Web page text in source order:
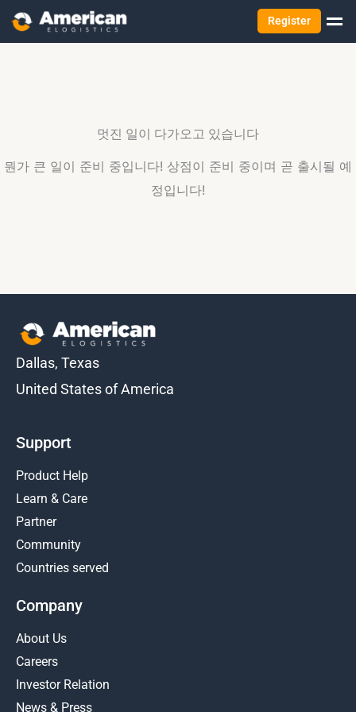
Register
멋진 일이 다가오고 있습니다
뭔가 큰 일이 준비 중입니다! 상점이 준비 중이며 곧 출시될 예
정입니다!
Dallas, Texas
United States of America
Support
Product Help
Learn & Care
Partner
Community
Countries served
Company
About Us
Careers
Investor Relation
News & Press